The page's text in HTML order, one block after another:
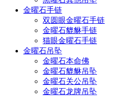
金曜石手链
双圆眼金曜石手链
金曜石貔貅手链
猫眼金曜石手链
金曜石吊坠
金曜石本命佛
金曜石貔貅吊坠
金曜石关公吊坠
金曜石龙牌吊坠